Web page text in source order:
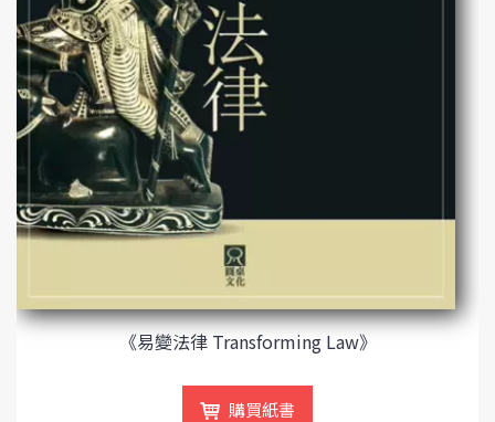
《易變法律 Transforming Law》
購買紙書